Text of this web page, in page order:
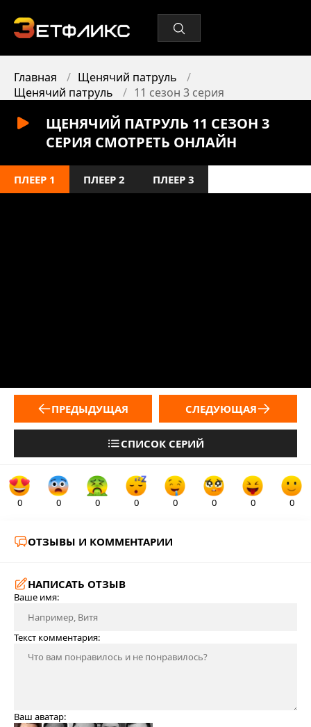
Главная
Щенячий патруль
Щенячий патруль
11 сезон 3 серия
ЩЕНЯЧИЙ ПАТРУЛЬ 11 СЕЗОН 3
СЕРИЯ СМОТРЕТЬ ОНЛАЙН
ПЛЕЕР 1 ПЛЕЕР 2 ПЛЕЕР 3
ПРЕДЫДУЩАЯ
СПИСОК СЕРИЙ
СЛЕДУЮЩАЯ
0 0 0 0 0 0 0 0
ОТЗЫВЫ И КОММЕНТАРИИ
НАПИСАТЬ ОТЗЫВ
Ваше имя:
Текст комментария:
Ваш аватар: